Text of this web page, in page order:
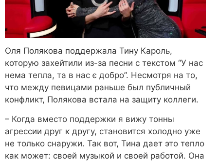
Оля Полякова поддержала Тину Кароль,
которую захейтили из-за песни с текстом “У нас
нема тепла, та в нас є добро”. Несмотря на то,
что между певицами раньше был публичный
конфликт, Полякова встала на защиту коллеги.
– Когда вместо поддержки я вижу тонны
агрессии друг к другу, становится холодно уже
не только снаружи. Так вот, Тина дает это тепло
как может: своей музыкой и своей работой. Она